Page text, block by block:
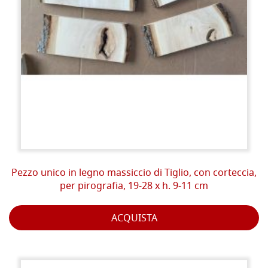
Pezzo unico in legno massiccio di Tiglio, con corteccia,
per pirografia, 19-28 x h. 9-11 cm
ACQUISTA